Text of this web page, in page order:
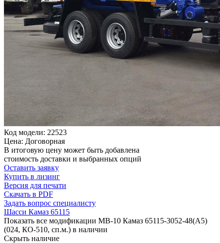
Код модели: 22523
Цена: Договорная
В итоговую цену может быть добавлена
стоимость доставки и выбранных опций
Оставить заявку
Купить в лизинг
Версия для печати
Скачать в PDF
Задать вопрос специалисту
Шасси Камаз 65115
Показать все модификации МВ-10 Камаз 65115-3052-48(А5)
(024, КО-510, сп.м.) в наличии
Скрыть наличие